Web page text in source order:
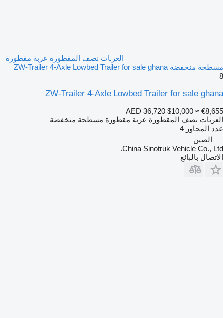
العربات نصف المقطورة عربة مقطورة
مسطحة منخفضة ZW-Trailer 4-Axle Lowbed Trailer for sale ghana
8
ZW-Trailer 4-Axle Lowbed Trailer for sale ghana
AED 36,720 $10,000 ≈ €8,655
العربات نصف المقطورة عربة مقطورة مسطحة منخفضة
عدد المحاور 4
الصين
China Sinotruk Vehicle Co., Ltd.
الاتصال بالبائع